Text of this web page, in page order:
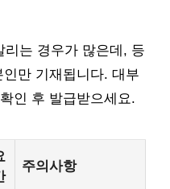
리는 경우가 많은데, 등
만 기재됩니다. 대부
인 후 발급받으세요.
주의사항